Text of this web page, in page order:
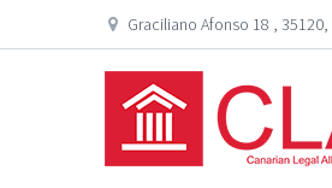
Graciliano Afonso 18 ,